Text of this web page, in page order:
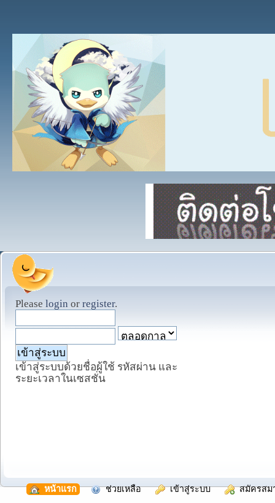
Please login or register.
เข้าสู่ระบบด้วยชื่อผู้ใช้ รหัสผ่าน และ
ระยะเวลาในเซสชั่น
หน้าแรก ช่วยเหลือ เข้าสู่ระบบ สมัครสม